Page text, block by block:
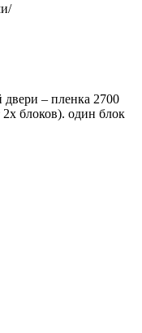
– пленка 2700
2х блоков). один блок